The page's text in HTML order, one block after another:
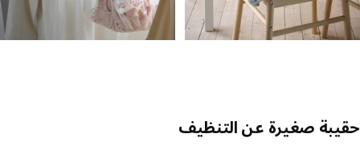
صغيرة عن التنظيف